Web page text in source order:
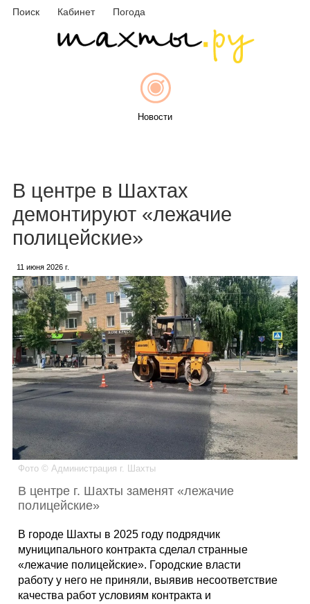
Поиск Кабинет Погода
Новости
Каталог
Инфо
Гороскоп
Фотогалерея
В центре в Шахтах
демонтируют «лежачие
полицейские»
11 июня 2026 г.
Фото © Администрация г. Шахты
В центре г. Шахты заменят «лежачие
полицейские»
В городе Шахты в 2025 году подрядчик
муниципального контракта сделал странные
«лежачие полицейские». Городские власти
работу у него не приняли, выявив несоответствие
качества работ условиям контракта и